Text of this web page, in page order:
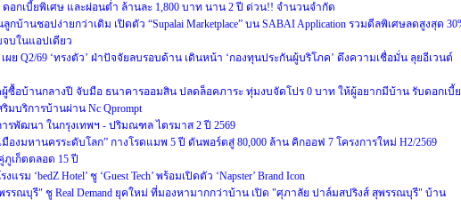
ดอกเบี้ยพิเศษ และผ่อนต่ำ ล้านละ 1,800 บาท นาน 2 ปี ด่วน!! จำนวนจำกัด
บ้านชอปง่ายกว่าเดิม เปิดตัว “Supalai Marketplace” บน SABAI Application รวมดีลพิเศษลดสูงสุด
บในแอปเดียว
ย Q2/69 ‘ทรงตัว’ ฝ่าปัจจัยลบรอบด้าน เดินหน้า ‘กองทุนประกันผู้บริโภค’ ดึงความเชื่อมั่น ลุยอีเวนต์
ผู้ซื้อบ้านกลางปี จับมือ ธนาคารออมสิน ปลดล็อคภาระ ทุ่มงบจัดโปร 0 บาท ให้ผู้อยากมีบ้าน รับดอกเบี้ย
มบริการบ้านผ่าน Nc Qprompt
รพัฒนา ในกรุงเทพฯ - ปริมณฑล ไตรมาส 2 ปี 2569
องมหานครระดับโลก” กางโรดแมพ 5 ปี ดันพอร์ตสู่ 80,000 ล้าน คิกออฟ 7 โครงการใหม่ H2/2569
เก็ตตลอด 15 ปี
รม ‘bedZ Hotel’ ชู ‘Guest Tech’ พร้อมเปิดตัว ‘Napster’ Brand Icon
รรณบุรี" ชู Real Demand ยุคใหม่ ที่มองหามากกว่าบ้าน เปิด "ศุภาลัย ปาล์มสปริงส์ สุพรรณบุรี" บ้าน